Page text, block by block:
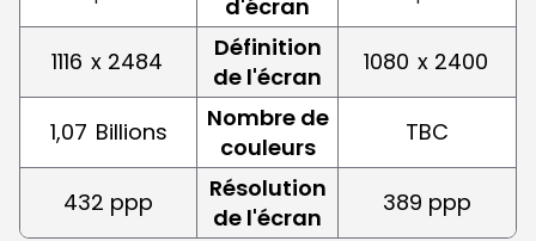
d'écran
1116 x 2484
Définition
de l'écran
1080 x 2400
1,07 Billions
Nombre de
couleurs
TBC
432 ppp
Résolution
de l'écran
389 ppp